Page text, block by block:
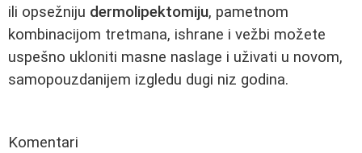
ili opsežniju dermolipektomiju, pametnom
kombinacijom tretmana, ishrane i vežbi možete
uspešno ukloniti masne naslage i uživati u novom,
samopouzdanijem izgledu dugi niz godina.
Komentari